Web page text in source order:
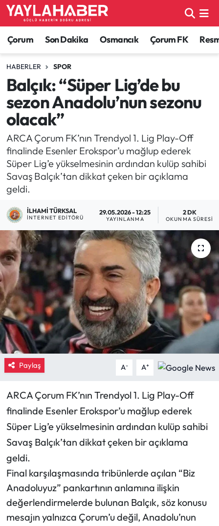
Çorum Son Dakika Osmancık Çorum FK
HABERLER SPOR
Balçık: “Süper Lig’de bu
sezon Anadolu’nun sezonu
olacak”
ARCA Çorum FK’nın Trendyol 1. Lig Play-Off
finalinde Esenler Erokspor’u mağlup ederek
Süper Lig’e yükselmesinin ardından kulüp sahibi
Savaş Balçık’tan dikkat çeken bir açıklama
geldi.
İLHAMI TÜRKSAL
İNTERNET EDITÖRÜ
29.05.2026 - 12:25
YAYINLANMA
2 DK
OKUNMA SÜRESI
Paylaş A- A+
ARCA Çorum FK’nın Trendyol 1. Lig Play-Off
finalinde Esenler Erokspor’u mağlup ederek
Süper Lig’e yükselmesinin ardından kulüp sahibi
Savaş Balçık’tan dikkat çeken bir açıklama
geldi.
Final karşılaşmasında tribünlerde açılan “Biz
Anadoluyuz” pankartının anlamına ilişkin
değerlendirmelerde bulunan Balçık, söz konusu
mesajın yalnızca Çorum’u değil, Anadolu’nun
Alaca Haberleri
Bayat Haberleri
Bilgi - Keşfet Haberleri
Bilim ve Teknoloji
Boğazkale Haberleri
Çorum Haberleri
Çorum Son Dakika Haberleri
Dodurga Haberleri
Eğitim
Ekonomi
Güncel
İskilip Haberleri
Kargı Haberleri
Kimdir?
Laçin Haberleri
Magazin
Mecitözü Haberleri
Oğuzlar Haberleri
Ortaköy Haberleri
Çorum Nöbetçi Eczaneler
Çorum Hava Durumu
Çorum Namaz Vakitleri
Çorum Trafik Yoğunluk Haritası
TFF 1.Lig Puan Durumu ve Fikstür
Tüm Manşetler
Son Dakika Haberleri
Haber Arşivi